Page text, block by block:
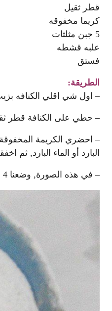
قطر ثقيل
كريما مخفوقه
5 جبن مثلثات
علبه قشطه
فستق
الطريقة:
– اول شي اقلي الكنافه
– حطي على الكنافة قطر
البارد أو الماء البارد,
– في هذه الصورة, وضعنا 4 ظروف من كريمة دريم ويب بودرة.